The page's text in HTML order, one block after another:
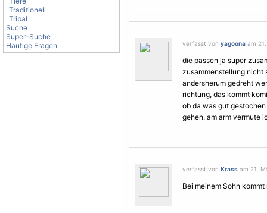
Traditionell
Tribal
Suche
Super-Suche
Häufige Fragen
verfasst von yagoona am
die passen ja super
zusammenstellung nicht
andersherum gedreht
richtung, das kommt
ob da was gut
gehen. am arm vermute
verfasst von Krass am 21.
Bei meinem Sohn